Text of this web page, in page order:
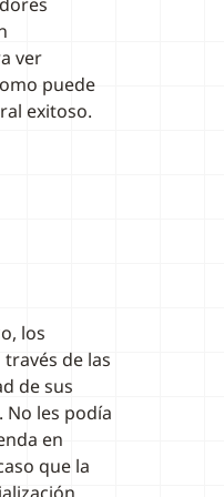
ver
puede
exitoso.
los
de las
de sus
les podía
en
que la